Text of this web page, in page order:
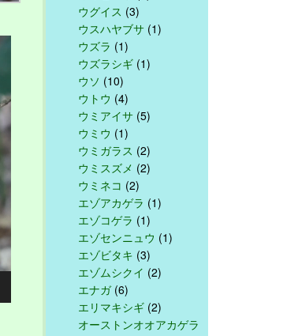
ウグイス (3)
ウスハヤブサ (1)
ウズラ (1)
ウズラシギ (1)
ウソ (10)
ウトウ (4)
ウミアイサ (5)
ウミウ (1)
ウミガラス (2)
ウミスズメ (2)
ウミネコ (2)
エゾアカゲラ (1)
エゾコゲラ (1)
エゾセンニュウ (1)
エゾビタキ (3)
エゾムシクイ (2)
エナガ(6)
エリマキシギ (2)
オーストンオオアカゲラ